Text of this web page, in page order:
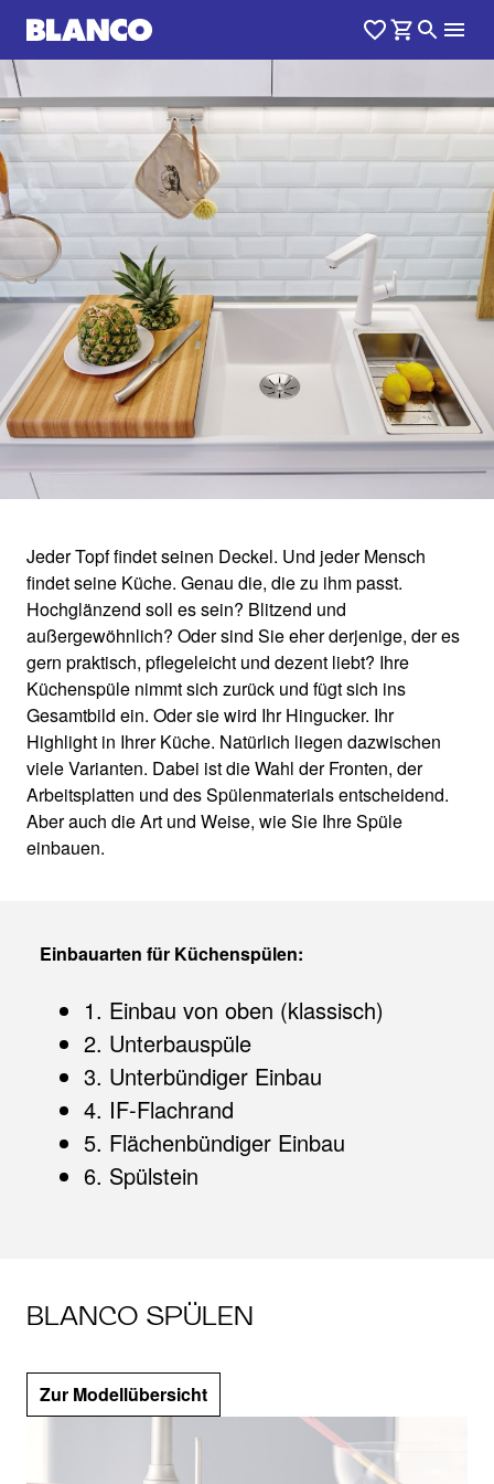
EINBAUARTEN FÜR
SPÜLEN IM
ÜBERBLICK
1 /0
Jeder Topf findet seinen Deckel. Und jeder Mensch
findet seine Küche. Genau die, die zu ihm passt.
Hochglänzend soll es sein? Blitzend und
außergewöhnlich? Oder sind Sie eher derjenige, der es
gern praktisch, pflegeleicht und dezent liebt? Ihre
Küchenspüle nimmt sich zurück und fügt sich ins
Gesamtbild ein. Oder sie wird Ihr Hingucker. Ihr
Highlight in Ihrer Küche. Natürlich liegen dazwischen
viele Varianten. Dabei ist die Wahl der Fronten, der
Arbeitsplatten und des Spülenmaterials entscheidend.
Aber auch die Art und Weise, wie Sie Ihre Spüle
einbauen.
Einbauarten für Küchenspülen:
1. Einbau von oben (klassisch)
2. Unterbauspüle
3. Unterbündiger Einbau
4. IF-Flachrand
5. Flächenbündiger Einbau
6. Spülstein
BLANCO SPÜLEN
Zur Modellübersicht